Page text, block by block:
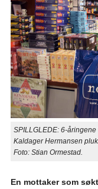
SPILLGLEDE: 6-
Kaldager Hermansen
Foto: Stian Ormestad.
En mottaker som